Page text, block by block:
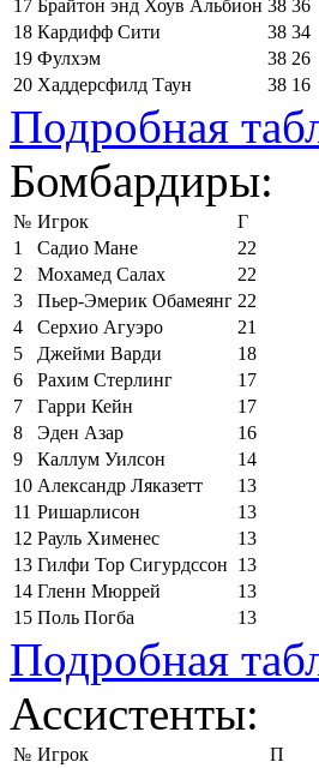
17 Брайтон энд Хоув Альбион 38 36
18 Кардифф Сити 38 34
19 Фулхэм 38 26
20 Хаддерсфилд Таун 38 16
Подробная
Бомбардиры:
№ Игрок
Г
1
Садио Мане
22
2
Мохамед Салах
22
3
Пьер-Эмерик Обамеянг 22
4
Серхио Агуэро
21
5
Джейми Варди
18
6
Рахим Стерлинг
17
7
Гарри Кейн
17
8
Эден Азар
16
9
Каллум Уилсон
14
10 Александр Ляказетт
13
11 Ришарлисон
13
12 Рауль Хименес
13
13 Гилфи Тор Сигурдссон 13
14 Гленн Мюррей
13
15 Поль Погба 13
Подробная
Ассистенты:
№ Игрок
П